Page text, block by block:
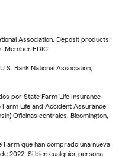
Association. Deposit products
Member FDIC.
Bank National Association,
por State Farm Life Insurance
Farm Life and Accident Assurance
Oficinas centrales, Bloomington,
Farm que han comprado una nueva
2022. Si bien cualquier persona